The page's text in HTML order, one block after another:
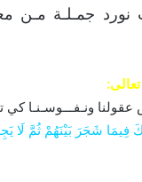
نورد جمـلـة
تعالى:
ونـفـــوسـنـا
فِيمَا شَجَرَ بَيْنَهُمْ ثُمَّ